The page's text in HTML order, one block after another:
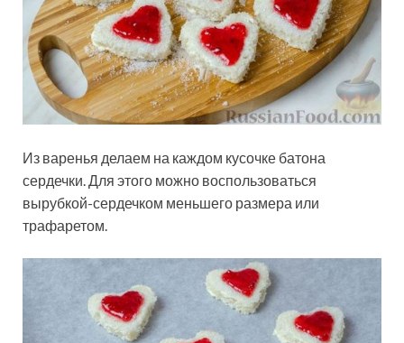
Из варенья делаем на каждом кусочке батона
сердечки. Для этого можно воспользоваться
вырубкой-сердечком меньшего размера или
трафаретом.